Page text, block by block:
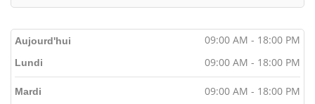
Aujourd'hui 09:00 AM - 18:00 PM
Lundi 09:00 AM - 18:00 PM
Mardi 09:00 AM - 18:00 PM